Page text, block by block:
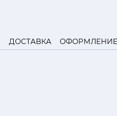
ДОСТАВКА ОФОРМЛЕНИЕ